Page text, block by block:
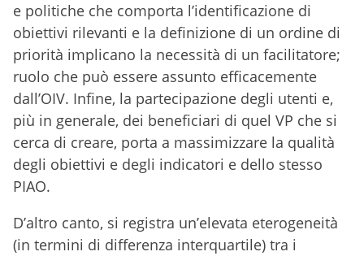
e politiche che comporta l’identificazione di
obiettivi rilevanti e la definizione di un ordine di
priorità implicano la necessità di un facilitatore;
ruolo che può essere assunto efficacemente
dall’OIV. Infine, la partecipazione degli utenti e,
più in generale, dei beneficiari di quel VP che si
cerca di creare, porta a massimizzare la qualità
degli obiettivi e degli indicatori e dello stesso
PIAO.
D’altro canto, si registra un’elevata eterogeneità
(in termini di differenza interquartile) tra i